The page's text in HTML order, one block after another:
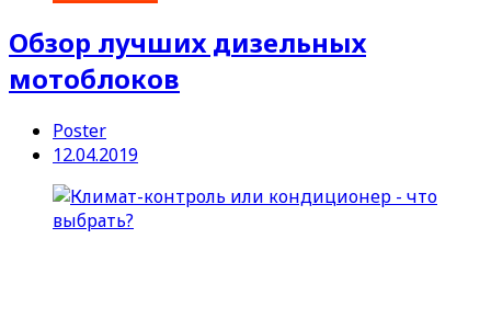
Обзор лучших дизельных
мотоблоков
Poster
12.04.2019